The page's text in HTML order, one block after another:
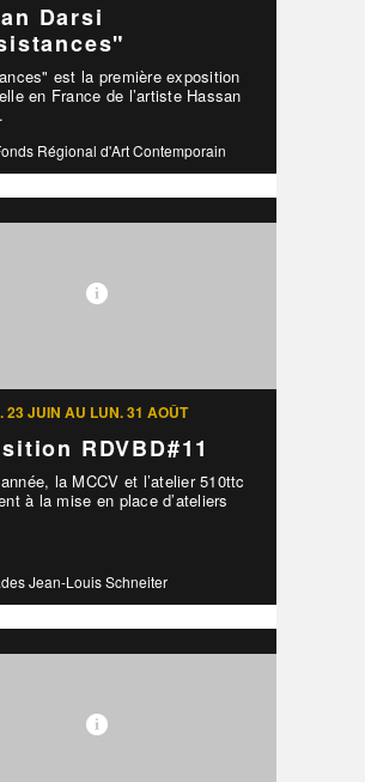
Darsi
est la première exposition
en France de l’artiste Hassan
Régional d'Art Contemporain
23 JUIN AU LUN. 31 AOÛT
RDVBD#11
la MCCV et l’atelier 510ttc
à la mise en place d’ateliers
Jean-Louis Schneiter